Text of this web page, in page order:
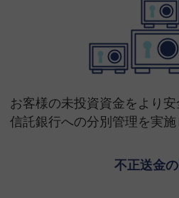
お客様の未投資資⾦をより安
信託銀⾏への分別管理を実施
不正送金